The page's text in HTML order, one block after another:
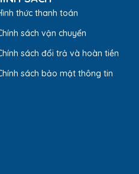
nắp với chỉ một
đã có thể mở nắp uống nước
thức thanh toán
sách vận chuyển
sách đổi trả và hoàn tiền
sách bảo mật thông tin